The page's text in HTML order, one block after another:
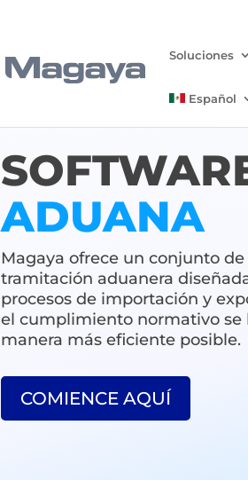
Soluciones
Español
ADUANA
Magaya ofrece un conjunto
tramitación aduanera
procesos de importación y
el cumplimiento normativo se
manera más eficiente posible.
COMIENCE AQUÍ